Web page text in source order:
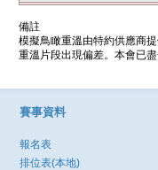
備註
模擬鳥瞰重溫由特約供應商
重溫片段出現偏差。本會已
賽事資料
報名表
排位表(本地)